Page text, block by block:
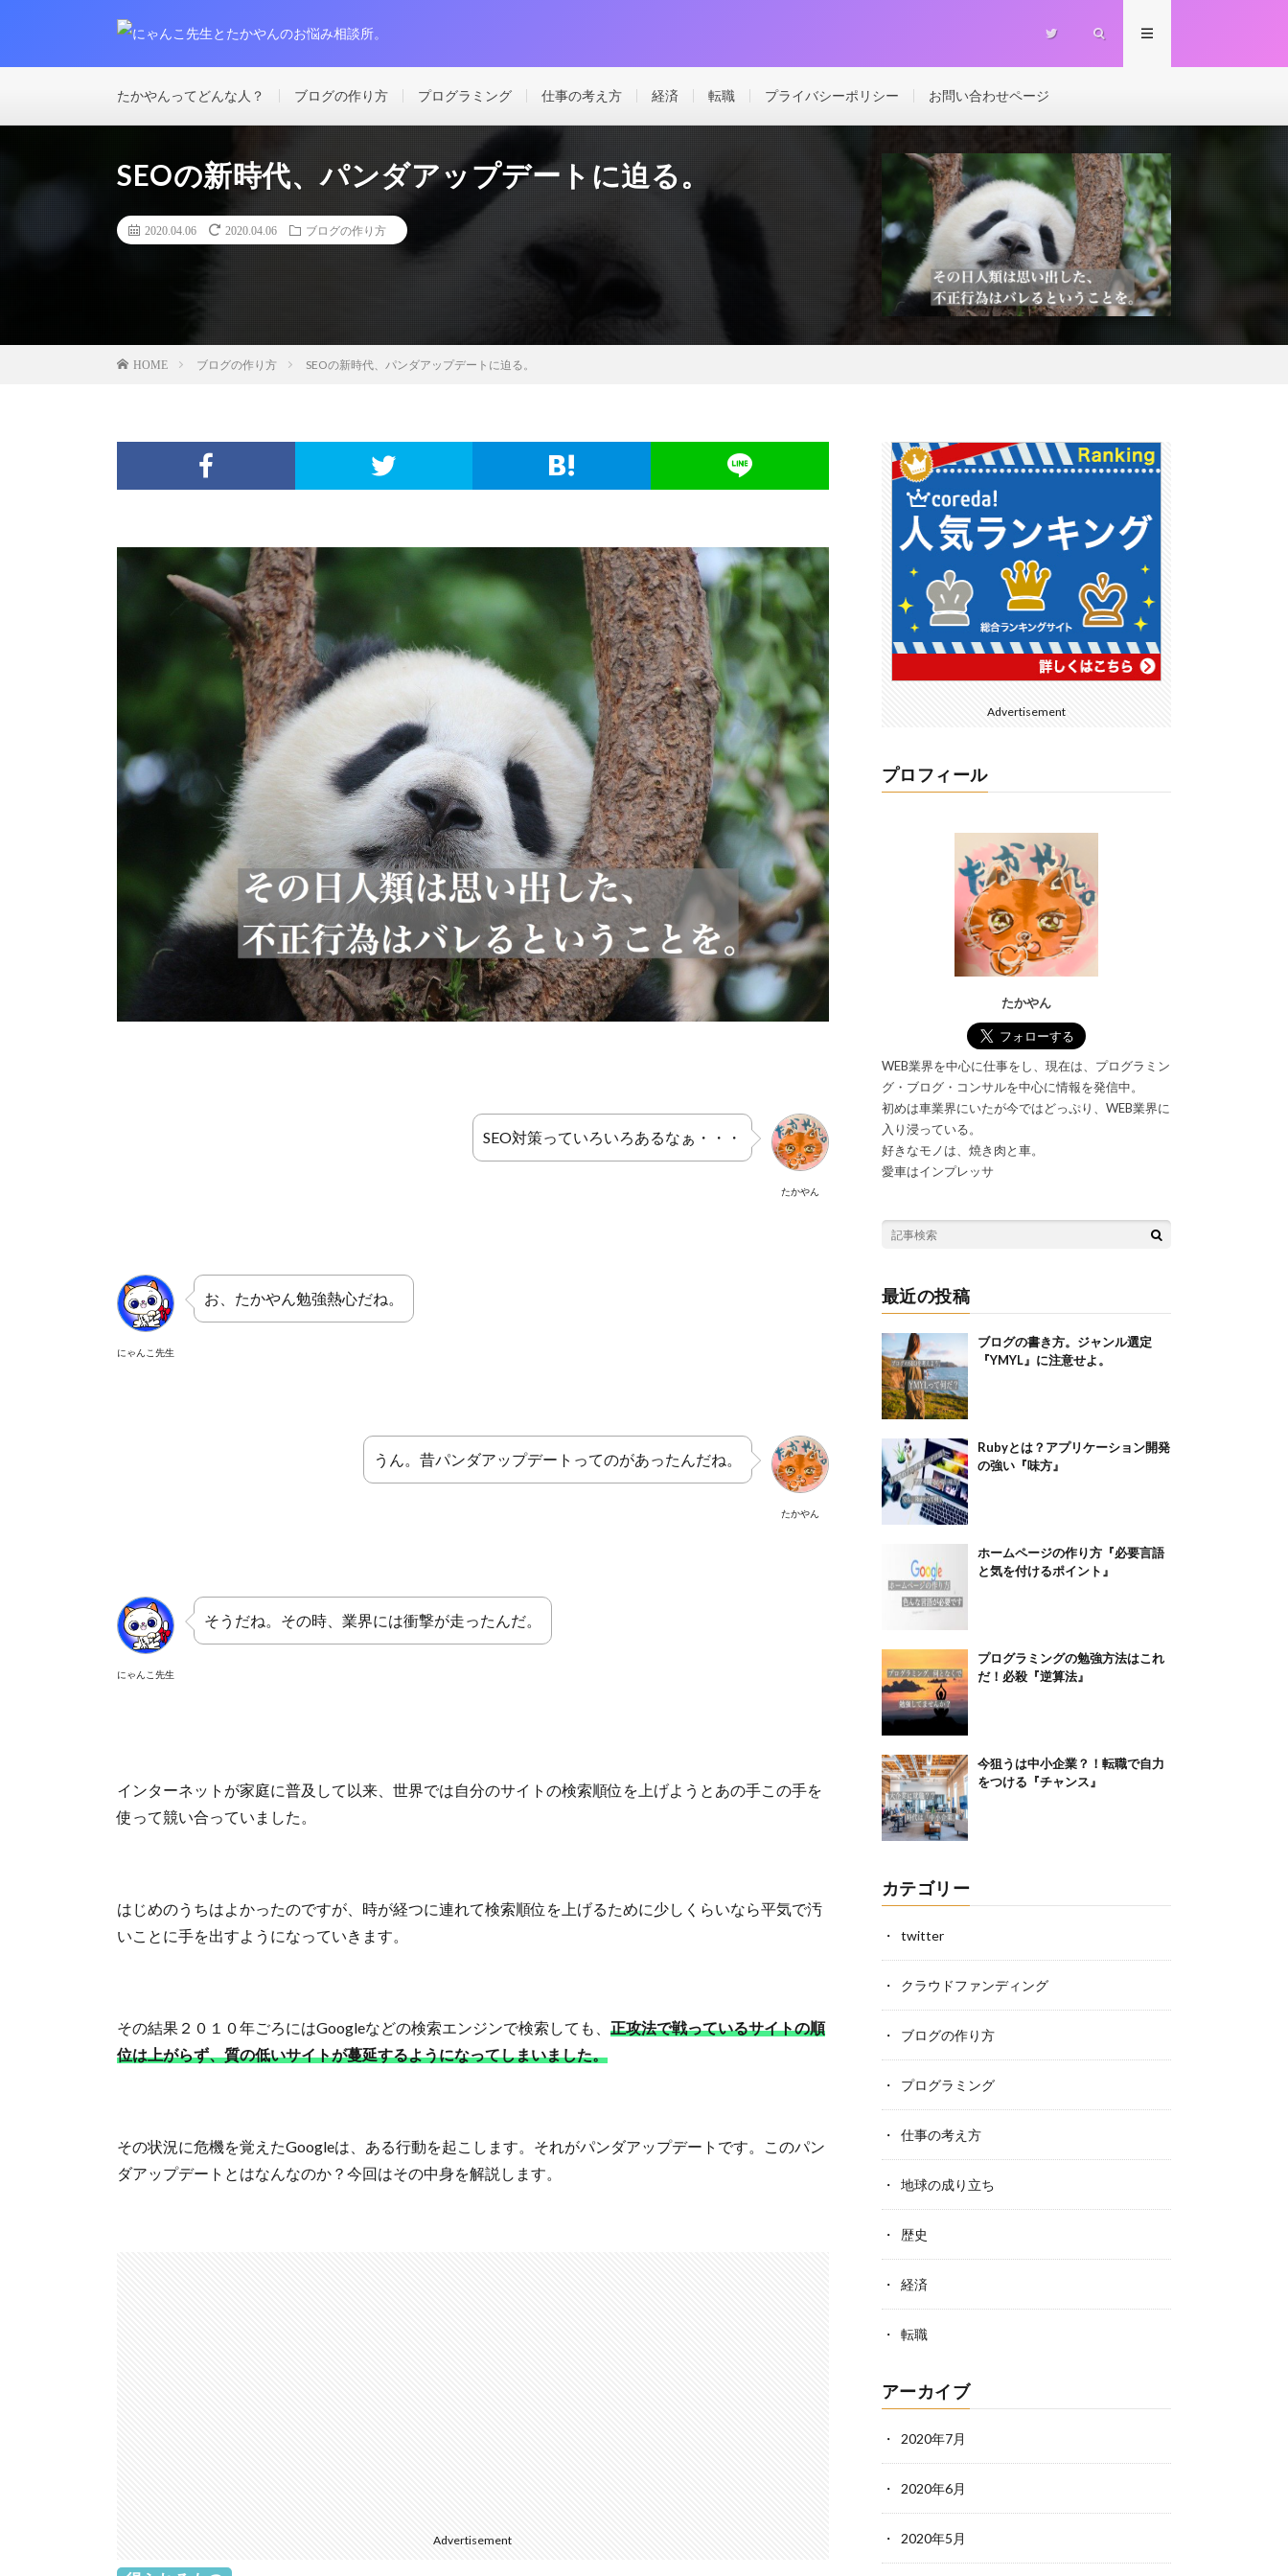
たかやんってどんな人？ ブログの作り方 プログラミング 仕事の考え方 経済 転職 プライバシーポリシー お問い合わせページ
SEOの新時代、パンダアップデートに迫る。
2020.04.06 2020.04.06 ブログの作り方
HOME ブログの作り方 SEOの新時代、パンダアップデートに迫る。
たかやん
SEO対策っていろいろあるなぁ・・・
にゃんこ先生
お、たかやん勉強熱心だね。
たかやん
うん。昔パンダアップデートってのがあったんだね。
にゃんこ先生
そうだね。その時、業界には衝撃が走ったんだ。
インターネットが家庭に普及して以来、世界では自分のサイトの検索順位を上げようとあの手この手を
使って競い合っていました。
はじめのうちはよかったのですが、時が経つに連れて検索順位を上げるために少しくらいなら平気で汚
いことに手を出すようになっていきます。
その結果２０１０年ごろにはGoogleなどの検索エンジンで検索しても、 正攻法で戦っているサイトの順
位は上がらず、質の低いサイトが蔓延するようになってしまいました。
その状況に危機を覚えたGoogleは、ある行動を起こします。それがパンダアップデートです。このパン
ダアップデートとはなんなのか？今回はその中身を解説します。
Advertisement
Advertisement
プロフィール
たかやん
WEB業界を中心に仕事をし、現在は、プログラミン
グ・ブログ・コンサルを中心に情報を発信中。
初めは車業界にいたが今ではどっぷり、WEB業界に
入り浸っている。
好きなモノは、焼き肉と車。
愛車はインプレッサ
最近の投稿
ブログの書き方。ジャンル選定
『YMYL』に注意せよ。
Rubyとは？アプリケーション開発
の強い『味方』
ホームページの作り方『必要言語
と気を付けるポイント』
プログラミングの勉強方法はこれ
だ！必殺『逆算法』
今狙うは中小企業？！転職で自力
をつける『チャンス』
カテゴリー
twitter
クラウドファンディング
ブログの作り方
プログラミング
仕事の考え方
地球の成り立ち
歴史
経済
転職
アーカイブ
2020年7月
2020年6月
2020年5月